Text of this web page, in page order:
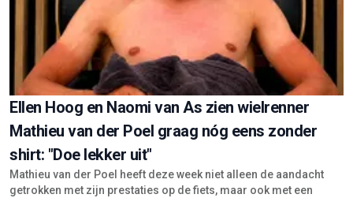
Ellen Hoog en Naomi van As zien wielrenner
Mathieu van der Poel graag nóg eens zonder
shirt: "Doe lekker uit"
Mathieu van der Poel heeft deze week niet alleen de aandacht
getrokken met zijn prestaties op de fiets, maar ook met een